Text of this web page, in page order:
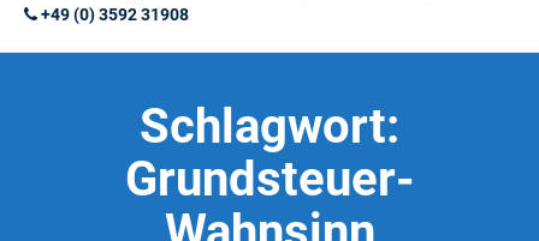
+49 (0) 3592 31908
Schlagwort:
Grundsteuer-